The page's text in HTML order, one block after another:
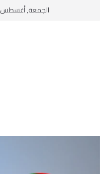
الجمعة, أغسطس 7, 2026